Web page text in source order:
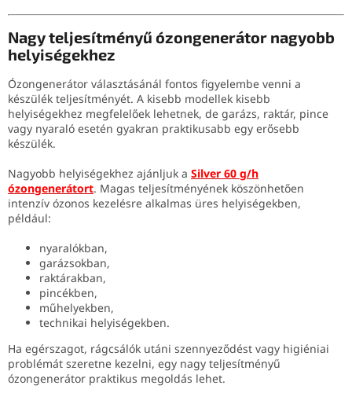
Nagy teljesítményű ózongenerátor nagyobb
helyiségekhez
Ózongenerátor választásánál fontos figyelembe venni a
készülék teljesítményét. A kisebb modellek kisebb
helyiségekhez megfelelőek lehetnek, de garázs, raktár, pince
vagy nyaraló esetén gyakran praktikusabb egy erősebb
készülék.
Nagyobb helyiségekhez ajánljuk a Silver 60 g/h
ózongenerátort. Magas teljesítményének köszönhetően
intenzív ózonos kezelésre alkalmas üres helyiségekben,
például:
nyaralókban,
garázsokban,
raktárakban,
pincékben,
műhelyekben,
technikai helyiségekben.
Ha egérszagot, rágcsálók utáni szennyeződést vagy higiéniai
problémát szeretne kezelni, egy nagy teljesítményű
ózongenerátor praktikus megoldás lehet.